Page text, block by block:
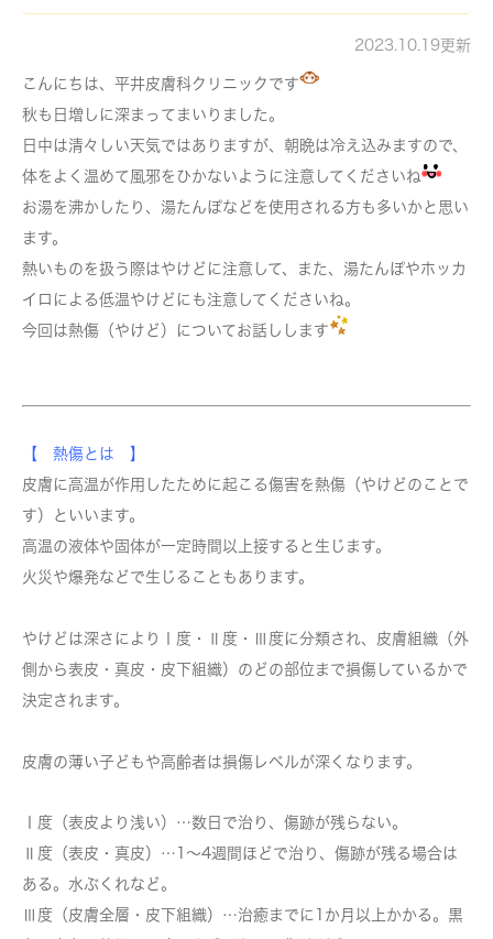
2023.10.19更新
こんにちは、平井皮膚科クリニックです
秋も日増しに深まってまいりました。
日中は清々しい天気ではありますが、朝晩は冷え込みますので、
体をよく温めて風邪をひかないように注意してくださいね
お湯を沸かしたり、湯たんぽなどを使用される方も多いかと思い
ます。
熱いものを扱う際はやけどに注意して、また、湯たんぽやホッカ
イロによる低温やけどにも注意してくださいね。
今回は熱傷（やけど）についてお話しします
【 熱傷とは 】
皮膚に高温が作用したために起こる傷害を熱傷（やけどのことで
す）といいます。
高温の液体や固体が一定時間以上接すると生じます。
火災や爆発などで生じることもあります。
やけどは深さによりⅠ度・Ⅱ度・Ⅲ度に分類され、皮膚組織（外
側から表皮・真皮・皮下組織）のどの部位まで損傷しているかで
決定されます。
皮膚の薄い子どもや高齢者は損傷レベルが深くなります。
Ⅰ度（表皮より浅い）…数日で治り、傷跡が残らない。
Ⅱ度（表皮・真皮）…1～4週間ほどで治り、傷跡が残る場合は
ある。水ぶくれなど。
Ⅲ度（皮膚全層・皮下組織）…治癒までに1か月以上かかる。黒